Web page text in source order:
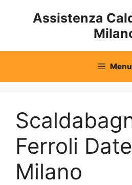
Assistenza
Menu
Ferroli
Milano